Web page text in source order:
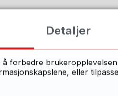
28 skal snart på
Detaljer
forbedre
eller